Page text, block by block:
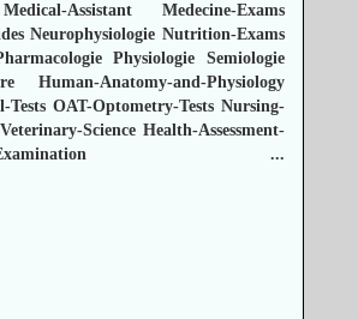
Medical-Assistant
Medecine-Exams
Neurophysiologie Nutrition-Exams
Physiologie
Semiologie
Human-Anatomy-and-Physiology
Tests OAT-Optometry-Tests Nursing-
Science Health-Assessment-
...